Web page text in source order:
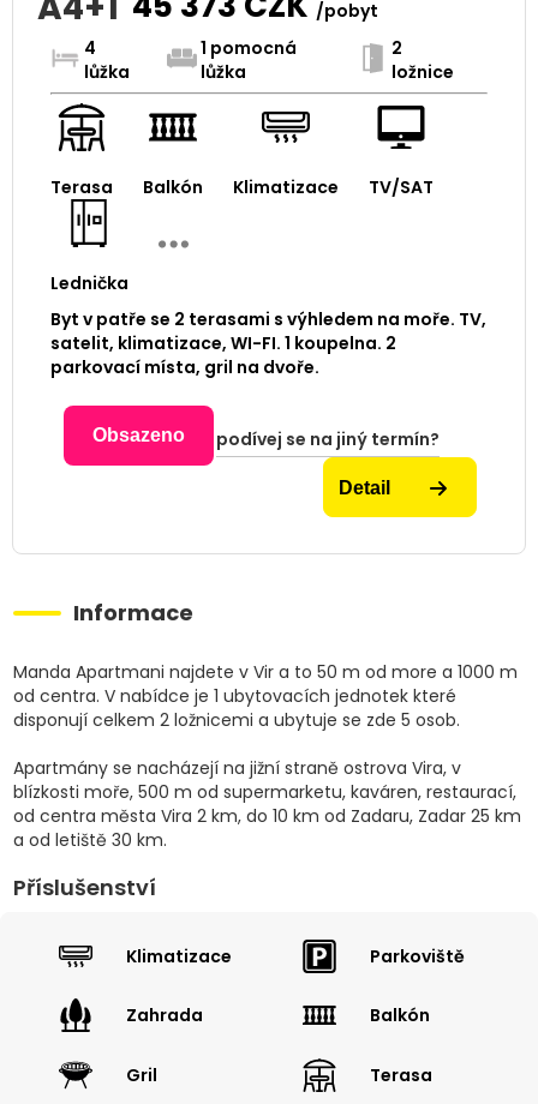
/pobyt
4
lůžka
1 pomocná
lůžka
2
ložnice
Terasa Balkón Klimatizace TV/SAT
Lednička
Byt v patře se 2 terasami s výhledem na moře. TV,
satelit, klimatizace, WI-FI. 1 koupelna. 2
parkovací místa, gril na dvoře.
Obsazeno podívej se na jiný termín?
Detail
Informace
Manda Apartmani najdete v Vir a to 50 m od more a 1000 m
od centra. V nabídce je 1 ubytovacích jednotek které
disponují celkem 2 ložnicemi a ubytuje se zde 5 osob.
Apartmány se nacházejí na jižní straně ostrova Vira, v
blízkosti moře, 500 m od supermarketu, kaváren, restaurací,
od centra města Vira 2 km, do 10 km od Zadaru, Zadar 25 km
a od letiště 30 km.
Příslušenství
Klimatizace Parkoviště
Zahrada Balkón
Gril Terasa